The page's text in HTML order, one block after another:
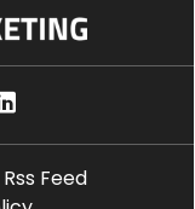
Rss Feed